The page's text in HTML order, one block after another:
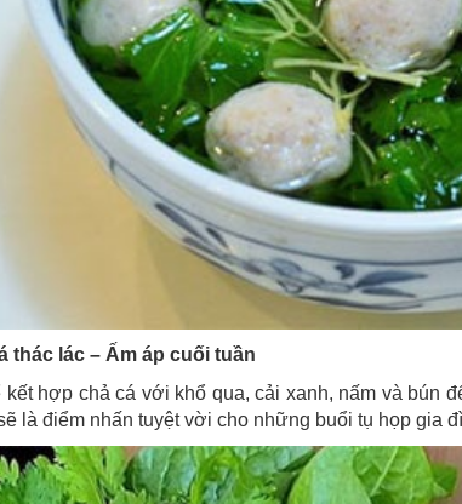
thác lác – Ấm áp cuối tuần
kết hợp chả cá với khổ qua, cải xanh, nấm và bún
là điểm nhấn tuyệt vời cho những buổi tụ họp gia